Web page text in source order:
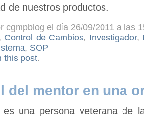
de nuestros productos.
cgmpblog el día 26/09/2011 a las
Control de Cambios, Investigador,
, SOP
this post.
del mentor en una
una persona veterana de